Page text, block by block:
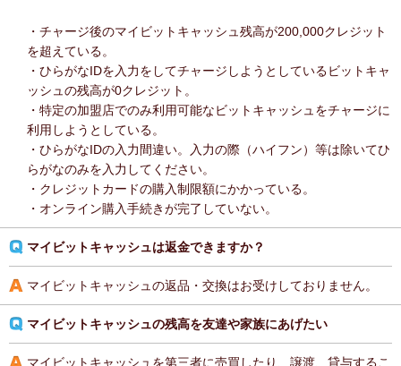
・チャージ後のマイビットキャッシュ残高が200,000クレジット
を超えている。
・ひらがなIDを入力をしてチャージしようとしているビットキャ
ッシュの残高が0クレジット。
・特定の加盟店でのみ利用可能なビットキャッシュをチャージに
利用しようとしている。
・ひらがなIDの入力間違い。入力の際（ハイフン）等は除いてひ
らがなのみを入力してください。
・クレジットカードの購入制限額にかかっている。
・オンライン購入手続きが完了していない。
マイビットキャッシュは返金できますか？
マイビットキャッシュの返品・交換はお受けしておりません。
マイビットキャッシュの残高を友達や家族にあげたい
マイビットキャッシュを第三者に売買したり、譲渡、貸与するこ